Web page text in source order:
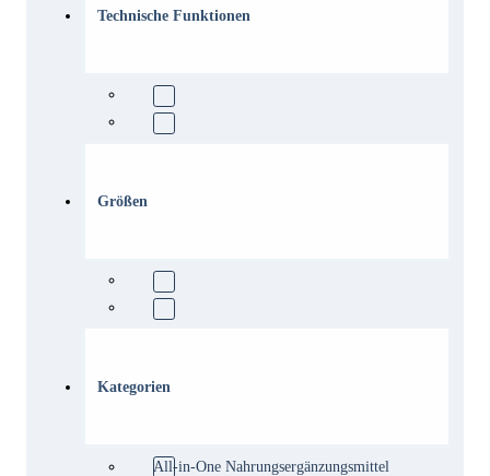
Technische Funktionen
Größen
Kategorien
All-in-One Nahrungsergänzungsmittel